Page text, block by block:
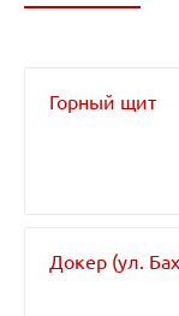
Горный щит
Докер (ул.